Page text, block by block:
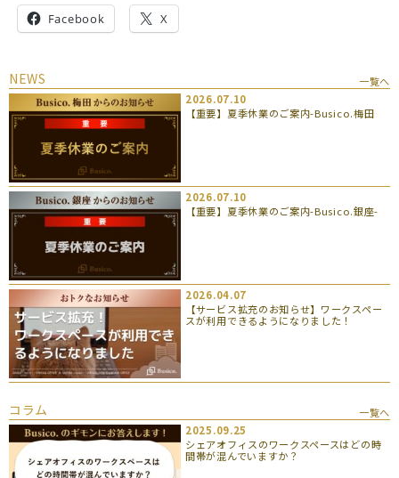
Facebook X
NEWS
一覧へ
2026.07.10
【重要】夏季休業のご案内-Busico.梅田
2026.07.10
【重要】夏季休業のご案内-Busico.銀座-
2026.04.07
【サービス拡充のお知らせ】ワークスペー
スが利用できるようになりました！
コラム
一覧へ
2025.09.25
シェアオフィスのワークスペースはどの時
間帯が混んでいますか？